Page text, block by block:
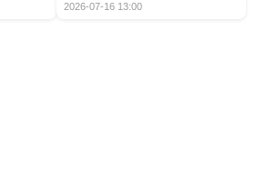
2026-07-16 13:00